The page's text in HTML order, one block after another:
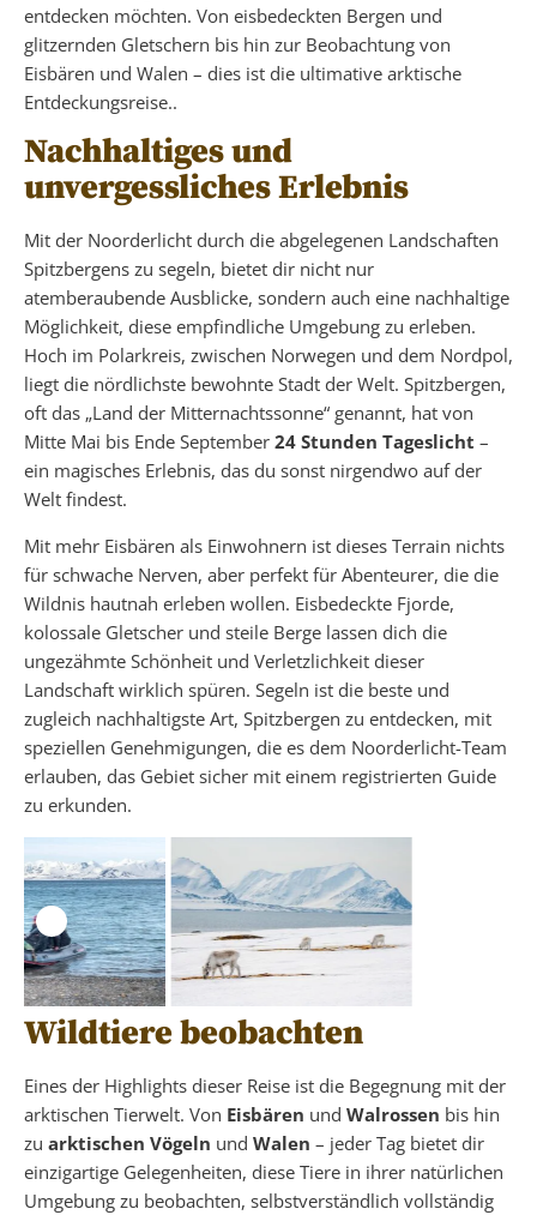
entdecken möchten. Von eisbedeckten Bergen und
glitzernden Gletschern bis hin zur Beobachtung von
Eisbären und Walen – dies ist die ultimative arktische
Entdeckungsreise..
Nachhaltiges und
unvergessliches Erlebnis
Mit der Noorderlicht durch die abgelegenen Landschaften
Spitzbergens zu segeln, bietet dir nicht nur
atemberaubende Ausblicke, sondern auch eine nachhaltige
Möglichkeit, diese empfindliche Umgebung zu erleben.
Hoch im Polarkreis, zwischen Norwegen und dem Nordpol,
liegt die nördlichste bewohnte Stadt der Welt. Spitzbergen,
oft das „Land der Mitternachtssonne“ genannt, hat von
Mitte Mai bis Ende September 24 Stunden Tageslicht –
ein magisches Erlebnis, das du sonst nirgendwo auf der
Welt findest.
Mit mehr Eisbären als Einwohnern ist dieses Terrain nichts
für schwache Nerven, aber perfekt für Abenteurer, die die
Wildnis hautnah erleben wollen. Eisbedeckte Fjorde,
kolossale Gletscher und steile Berge lassen dich die
ungezähmte Schönheit und Verletzlichkeit dieser
Landschaft wirklich spüren. Segeln ist die beste und
zugleich nachhaltigste Art, Spitzbergen zu entdecken, mit
speziellen Genehmigungen, die es dem Noorderlicht-Team
erlauben, das Gebiet sicher mit einem registrierten Guide
zu erkunden.
Wildtiere beobachten
Eines der Highlights dieser Reise ist die Begegnung mit der
arktischen Tierwelt. Von Eisbären und Walrossen bis hin
zu arktischen Vögeln und Walen – jeder Tag bietet dir
einzigartige Gelegenheiten, diese Tiere in ihrer natürlichen
Umgebung zu beobachten, selbstverständlich vollständig